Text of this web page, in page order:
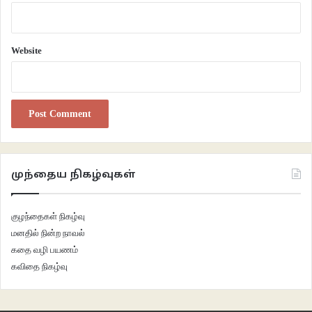
கண்ணன்டச் சொல்லி… அப்புறம் வேறே ஏதேனும் பார்த்து, தேடிக் கண்டுபிடிச்சப்
ஆயுசுக்கும் மனசு நிம்மதியில்லாமப் போகும்… முதல்ல பார்த்ததையே முடின்னு
ஆயிரம் தடவை சொன்னனேப்பா… இப்போ எதையோ ஒண்ணைக் கொண்டு
நாளைக்கு உங்களைத்தான் குற்றம் சாட்டுவான். கூண்டுல ஏத்துவான்…
வேண்டாம்… அவன் சம்மதம்ன்னு சொன்னதையே அவனுக்குப் பண்ணி
பெண் மருமகளாய் வந்து கொஞ்சமேனும் காஞ்சனாவுக்கு உதவியாய் இருக்குமா?
Website
முந்தைய நிகழ்வுகள்
குழந்தைகள் நிகழ்வு
மனதில் நின்ற நாவல்
கதை வழி பயணம்
கவிதை நிகழ்வு